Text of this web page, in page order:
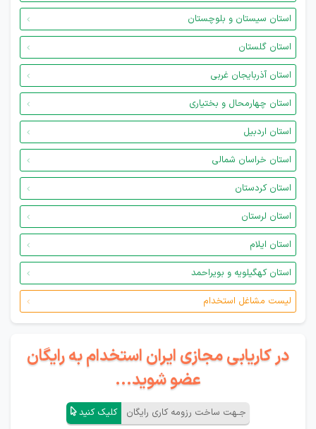
استان سیستان و بلوچستان
استان گلستان
استان آذربایجان غربی
استان چهارمحال و بختیاری
استان اردبیل
استان خراسان شمالی
استان کردستان
استان لرستان
استان ایلام
استان کهگیلویه و بویراحمد
لیست مشاغل استخدام
در کاریابی مجازی ایران استخدام به رایگان
عضو شوید...
جـهت ساخت رزومه کاری رایگان کلیک کنید